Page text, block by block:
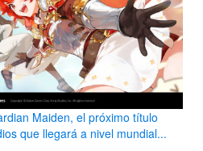
Maiden, el próximo título
que llegará a nivel mundial...